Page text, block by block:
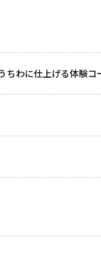
わに仕上げる体験コ